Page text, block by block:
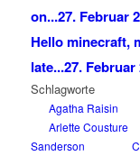
on...27. Februar
Hello minecraft,
late...27. Februar
Schlagworte
Agatha Raisin
Arlette Cousture
Sanderson